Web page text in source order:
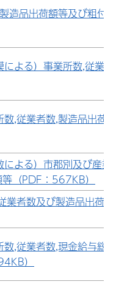
造品出荷額等及び粗付
よる）事業所数,従業
,従業者数,製造品出荷
よる）市郡別及び産業
（PDF：567KB）
業者数及び製造品出荷
,従業者数,現金給与総
）